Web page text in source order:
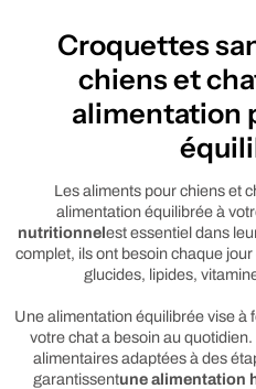
Croquettes
chiens et
alimentation
Les aliments pour chiens et
alimentation équilibrée à
nutritionnelest essentiel dans
complet, ils ont besoin chaque
glucides, lipides,
Une alimentation équilibrée vise à
votre chat a besoin au
alimentaires adaptées à des
garantissentune alimentation